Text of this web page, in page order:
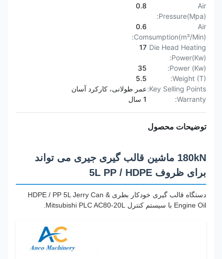
Pressure(Mpa):
Comsumption(m³/Min):
Die Head Heating
Power(Kw):
17
Power (Kw):
Weight (T):
Key Selling Points: عمر طولانی، کارکرد آسان
Warranty:
توضیحات محصول
180kN ماشین قالب گیری جیری می تواند
برای ظروف 5L PP / HDPE
دستگاه قالب گیری خودکار بطری HDPE / PP 5L Jerry Can &
Engine Oil با سیستم کنترل Mitsubishi PLC AC80-20L.